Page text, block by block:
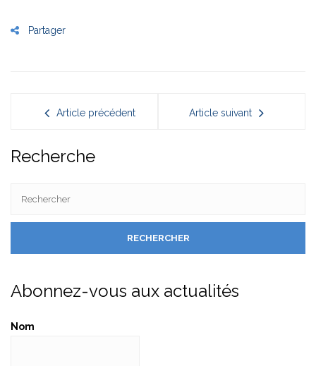
Partager
Article précédent Article suivant
Recherche
Abonnez-vous aux actualités
Nom